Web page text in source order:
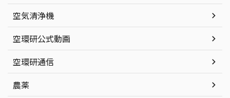
空気清浄機
空環研公式動画
空環研通信
農薬